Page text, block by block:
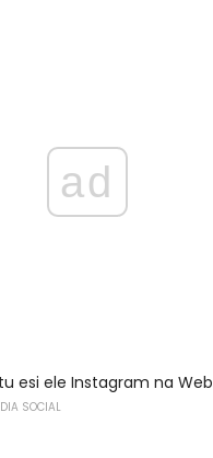
ad
esi ele Instagram na Web
SOCIAL